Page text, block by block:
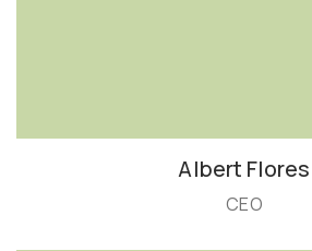
Albert Flores
CEO